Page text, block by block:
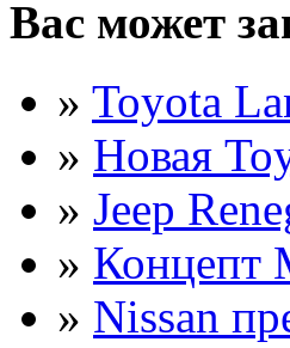
Вас может
» Toyota
» Новая
» Jeep
» Концепт
» Nissan